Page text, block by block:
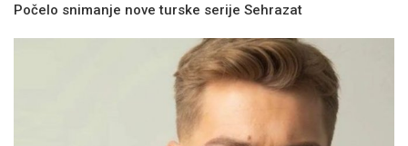
Počelo snimanje nove turske serije Sehrazat